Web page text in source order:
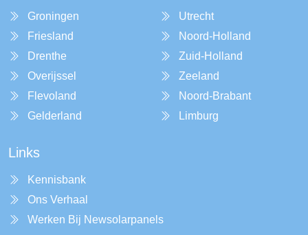
Groningen
Friesland
Drenthe
Overijssel
Flevoland
Gelderland
Utrecht
Noord-Holland
Zuid-Holland
Zeeland
Noord-Brabant
Limburg
Links
Kennisbank
Ons Verhaal
Werken Bij Newsolarpanels